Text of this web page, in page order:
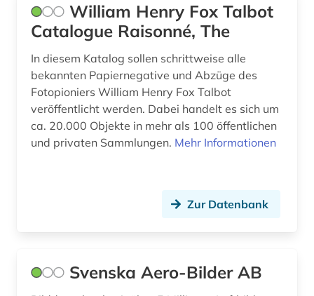
bildteppich (1)
bildträger (1)
bildung (2)
bildungsarbeit (1)
biowissenschaften (1)
William Henry Fox Talbot
Catalogue Raisonné, The
In diesem Katalog sollen schrittweise alle
bekannten Papiernegative und Abzüge des
Fotopioniers William Henry Fox Talbot
veröffentlicht werden. Dabei handelt es sich um
ca. 20.000 Objekte in mehr als 100 öffentlichen
und privaten Sammlungen. Mehr Informationen
Zur Datenbank
Svenska Aero-Bilder AB